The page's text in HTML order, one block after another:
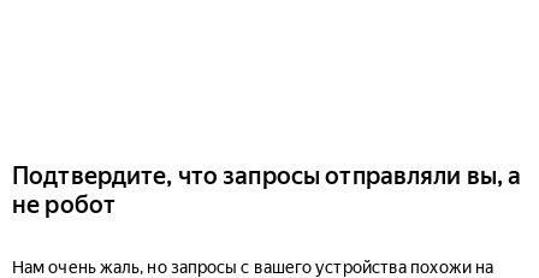
Подтвердите, что запросы отправляли вы, а
не робот
Нам очень жаль, но запросы с вашего устройства похожи на